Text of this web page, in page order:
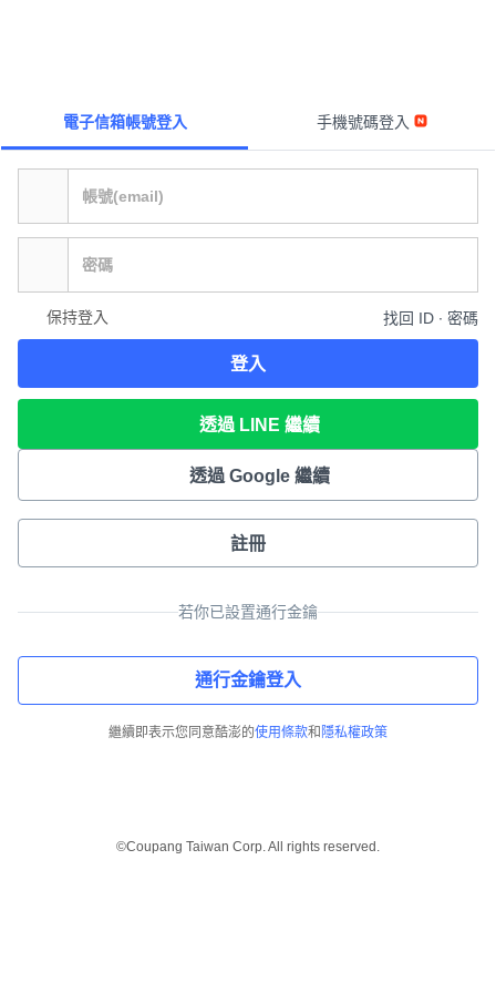
電子信箱帳號登入 手機號碼登入
保持登入 找回 ID ∙ 密碼
登入
透過 LINE 繼續
透過 Google 繼續
註冊
若你已設置通行金鑰
通行金鑰登入
繼續即表示您同意酷澎的使用條款和 隱私權政策
©Coupang Taiwan Corp. All rights reserved.